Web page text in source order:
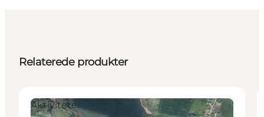
Relaterede produkter
Aktiviteter